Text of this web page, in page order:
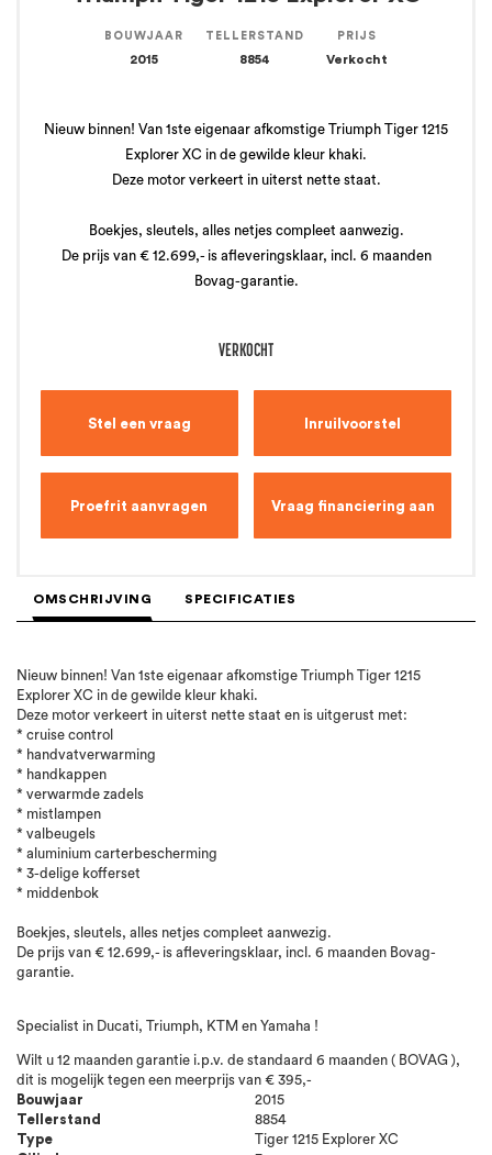
BOUWJAAR
2015
TELLERSTAND
8854
PRIJS
Verkocht
Nieuw binnen! Van 1ste eigenaar afkomstige Triumph Tiger 1215
Explorer XC in de gewilde kleur khaki.
Deze motor verkeert in uiterst nette staat.
Boekjes, sleutels, alles netjes compleet aanwezig.
De prijs van € 12.699,- is afleveringsklaar, incl. 6 maanden
Bovag-garantie.
VERKOCHT
Stel een vraag Inruilvoorstel
Proefrit aanvragen Vraag financiering aan
OMSCHRIJVING SPECIFICATIES
Nieuw binnen! Van 1ste eigenaar afkomstige Triumph Tiger 1215
Explorer XC in de gewilde kleur khaki.
Deze motor verkeert in uiterst nette staat en is uitgerust met:
* cruise control
* handvatverwarming
* handkappen
* verwarmde zadels
* mistlampen
* valbeugels
* aluminium carterbescherming
* 3-delige kofferset
* middenbok
Boekjes, sleutels, alles netjes compleet aanwezig.
De prijs van € 12.699,- is afleveringsklaar, incl. 6 maanden Bovag-
garantie.
Specialist in Ducati, Triumph, KTM en Yamaha !
Wilt u 12 maanden garantie i.p.v. de standaard 6 maanden ( BOVAG ),
dit is mogelijk tegen een meerprijs van € 395,-
Bouwjaar
2015
Tellerstand
8854
Type
Tiger 1215 Explorer XC